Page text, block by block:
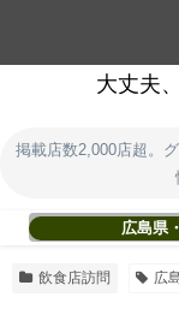
大丈夫
掲載店数2,000店超。
広島県
飲食店訪問 広